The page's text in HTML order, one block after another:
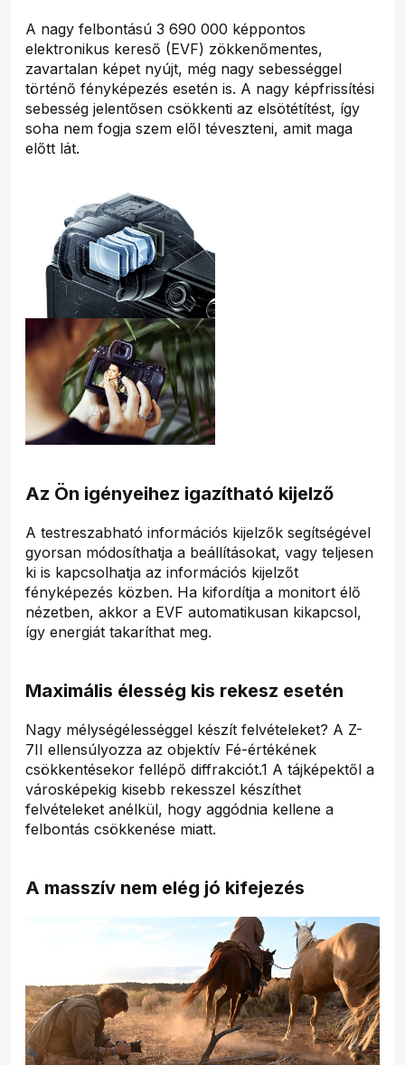
A nagy felbontású 3 690 000 képpontos
elektronikus kereső (EVF) zökkenőmentes,
zavartalan képet nyújt, még nagy sebességgel
történő fényképezés esetén is. A nagy képfrissítési
sebesség jelentősen csökkenti az elsötétítést, így
soha nem fogja szem elől téveszteni, amit maga
előtt lát.
Az Ön igényeihez igazítható kijelző
A testreszabható információs kijelzők segítségével
gyorsan módosíthatja a beállításokat, vagy teljesen
ki is kapcsolhatja az információs kijelzőt
fényképezés közben. Ha kifordítja a monitort élő
nézetben, akkor a EVF automatikusan kikapcsol,
így energiát takaríthat meg.
Maximális élesség kis rekesz esetén
Nagy mélységélességgel készít felvételeket? A Z-
7II ellensúlyozza az objektív Fé-értékének
csökkentésekor fellépő diffrakciót.1 A tájképektől a
városképekig kisebb rekesszel készíthet
felvételeket anélkül, hogy aggódnia kellene a
felbontás csökkenése miatt.
A masszív nem elég jó kifejezés